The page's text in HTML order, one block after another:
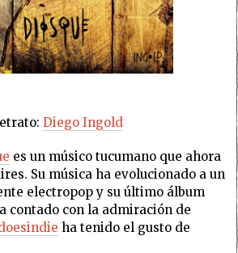
Diego Ingold
es un músico tucumano que ahora
Su música ha evolucionado a un
electropop y su último álbum
contado con la admiración de
ha tenido el gusto de